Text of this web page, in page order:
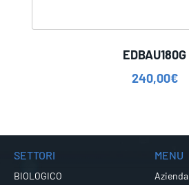
EDBAU180G
240,00€
SETTORI
BIOLOGICO
MENU
Azienda